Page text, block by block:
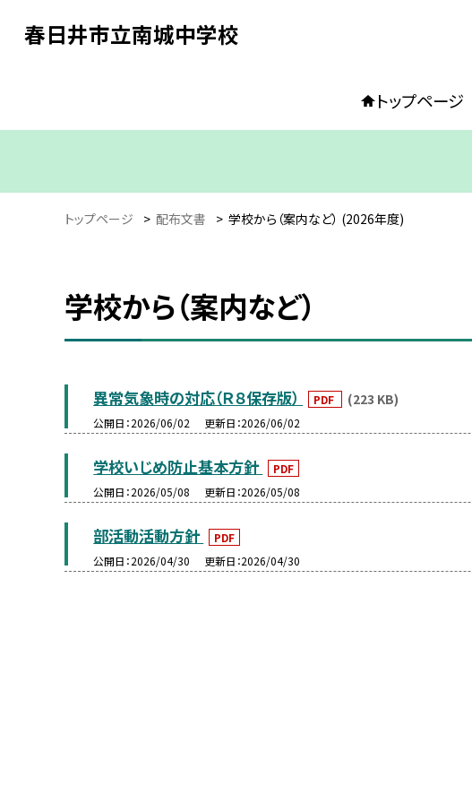
春日井市立南城中学校
トップページ
トップページ > 配布文書 > 学校から（案内など） (2026年度)
学校から（案内など）
異常気象時の対応（Ｒ８保存版） PDF (223 KB)
公開日 2026/06/02 更新日 2026/06/02
学校いじめ防止基本方針
PDF
公開日 2026/05/08 更新日 2026/05/08
部活動活動方針
PDF
公開日 2026/04/30 更新日 2026/04/30